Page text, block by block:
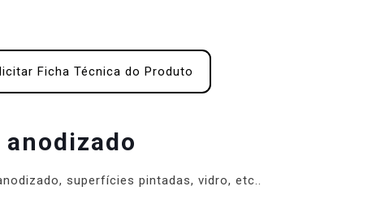
Ficha Técnica do Produto
superfícies pintadas, vidro, etc..